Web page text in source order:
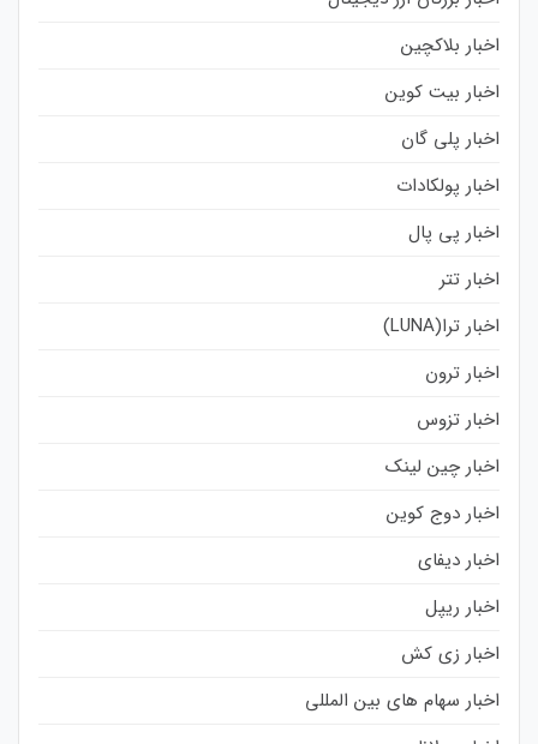
اخبار بلاکچین
اخبار بیت کوین
اخبار پلی گان
اخبار پولکادات
اخبار پی پال
اخبار تتر
اخبار ترا(LUNA)
اخبار ترون
اخبار تزوس
اخبار چین لینک
اخبار دوج کوین
اخبار دیفای
اخبار ریپل
اخبار زی کش
اخبار سهام های بین المللی